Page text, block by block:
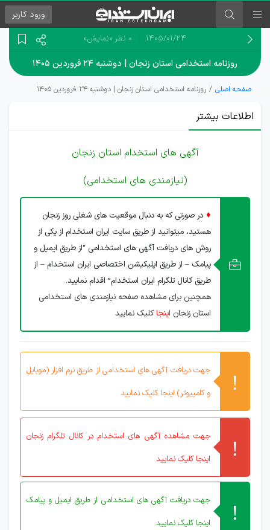
ورود کاربر
۱۴۰۵/۰۱/۲۴ 0 نظر «نمایش»
روزنامه استخدامی استان زنجان | دوشنبه ۲۴ فروردین ۱۴۰۵
صفحه اصلی روزنامه استخدامی استان زنجان | دوشنبه ۲۴ فروردین ۱۴۰۵
اطلاعات بیشتر
آگهی های استخدام استان زنجان
(نیازمندی های استخدامی)
♦ در صورتی که به دنبال موقعیت های شغلی روز زنجان
هستید، میتوانید از طریق سایت ایران استخدام از یکی از
روش های دریافت آگهی های استخدامی “از طریق ایمیل و
پیامک – از طریق اپلیکیشن اختصاصی ایران استخدام – از
طریق کانال تلگرام ایران استخدام” اقدام نمایید.
همچنین برای مشاهده صفحه نیازمندی های استخدامی
استان زنجان اینجاکلیک نمایید
جهت دریافت آگهی های استخدامی از طریق نرم افزار (موبایل
و کامپیوتر) اینجا کلیک نمایید
جهت مشاهده آگهی های استخدام در کانال تلگرام زنجان
اینجا کلیک نمایید
جهت دریافت آگهی های استخدامی از طریق ایمیل و پیامک
اینجا کلیک نمایید